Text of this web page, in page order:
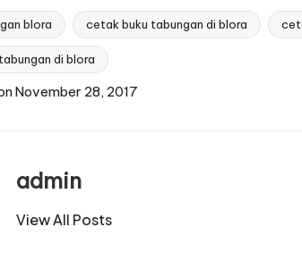
blora cetak buku tabungan di blora
di blora
November 28, 2017
admin
View All Posts